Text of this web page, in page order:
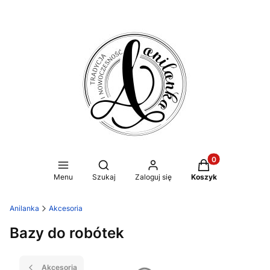
Menu
Otwórz wyszukiwarkę
Szukaj Zaloguj się
Produkty w
Koszyk
Anilanka Akcesoria
Bazy do robótek
Akcesoria